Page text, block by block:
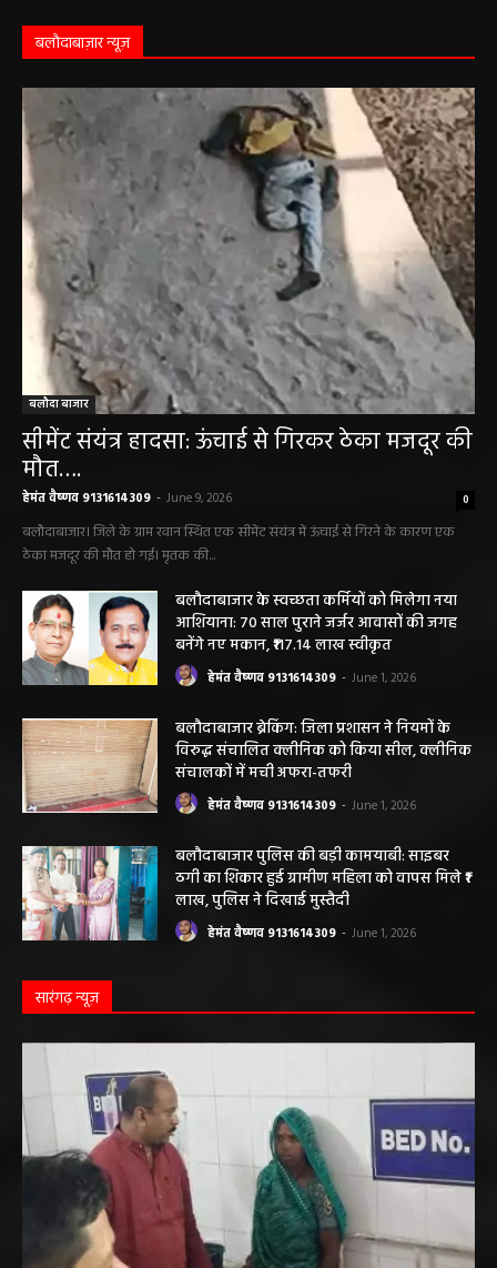
बलौदाबाज़ार न्यूज़
बलौदा बाजार
सीमेंट संयंत्र हादसा: ऊंचाई से गिरकर ठेका मजदूर की
मौत….
हेमंत वैष्णव 9131614309 - June 9, 2026 0
बलौदाबाजार। जिले के ग्राम रवान स्थित एक सीमेंट संयंत्र में ऊंचाई से गिरने के कारण एक
ठेका मजदूर की मौत हो गई। मृतक की...
बलौदाबाजार के स्वच्छता कर्मियों को मिलेगा नया
आशियाना: 70 साल पुराने जर्जर आवासों की जगह
बनेंगे नए मकान, ₹117.14 लाख स्वीकृत
हेमंत वैष्णव 9131614309 - June 1, 2026
बलौदाबाजार ब्रेकिंग: जिला प्रशासन ने नियमों के
विरुद्ध संचालित क्लीनिक को किया सील, क्लीनिक
संचालकों में मची अफरा-तफरी
हेमंत वैष्णव 9131614309 - June 1, 2026
बलौदाबाजार पुलिस की बड़ी कामयाबी: साइबर
ठगी का शिकार हुई ग्रामीण महिला को वापस मिले ₹1
लाख, पुलिस ने दिखाई मुस्तैदी
हेमंत वैष्णव 9131614309 - June 1, 2026
सारंगढ़ न्यूज़